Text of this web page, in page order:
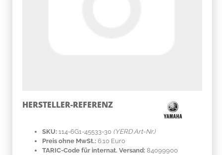
HERSTELLER-REFERENZ
SKU: 114-6G1-45533-30 (YERD Art-Nr.)
Preis ohne MwSt.: 6.10 Euro
TARIC-Code für internat. Versand: 84099900